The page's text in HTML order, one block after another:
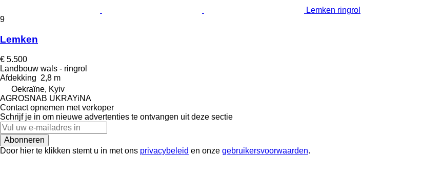
Lemken ringrol
9
Lemken
€ 5.500
Landbouw wals - ringrol
Afdekking 2,8 m
Oekraïne, Kyiv
AGROSNAB UKRAYiNA
Contact opnemen met verkoper
Schrijf je in om nieuwe advertenties te ontvangen uit deze sectie
Abonneren
Door hier te klikken stemt u in met ons privacybeleid en onze gebruikersvoorwaarden.